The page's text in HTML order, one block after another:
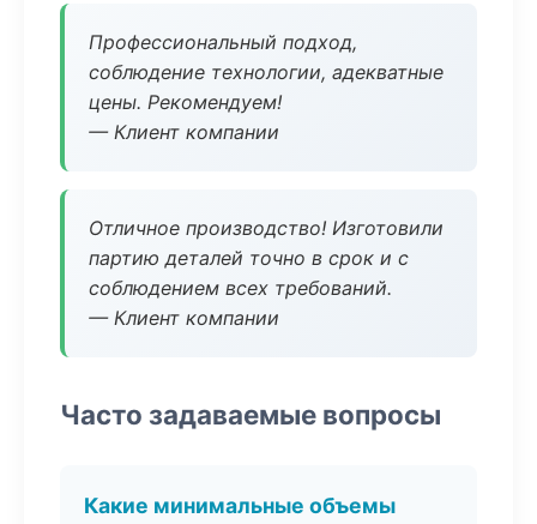
Профессиональный подход,
соблюдение технологии, адекватные
цены. Рекомендуем!
— Клиент компании
Отличное производство! Изготовили
партию деталей точно в срок и с
соблюдением всех требований.
— Клиент компании
Часто задаваемые вопросы
Какие минимальные объемы